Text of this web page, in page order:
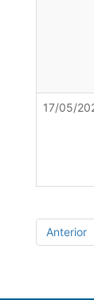
17/05/
Anterior